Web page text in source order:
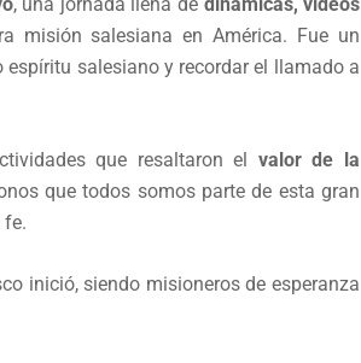
salesiana en América. Fue un
salesiano y recordar el llamado a
que resaltaron el valor de la
que todos somos parte de esta gran
fe.
inició, siendo misioneros de esperanza